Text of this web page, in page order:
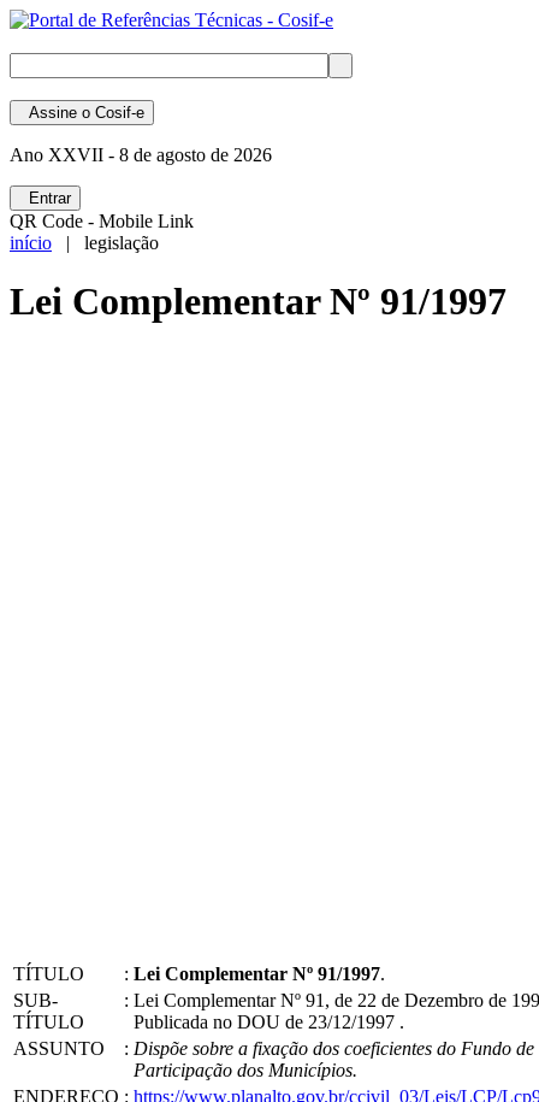
Assine o Cosif-e
Ano XXVII - 8 de agosto de 2026
Entrar
QR Code - Mobile Link
início | legislação
Lei Complementar Nº 91/1997
TÍTULO : Lei Complementar Nº 91/1997.
SUB-
TÍTULO
: Lei Complementar Nº 91, de 22 de Dezembro de
Publicada no DOU de 23/12/1997 .
ASSUNTO
: Dispõe sobre a fixação dos coeficientes do Fundo de
Participação dos Municípios.
ENDEREÇO : https://www.planalto.gov.br/ccivil_03/Leis/LCP/